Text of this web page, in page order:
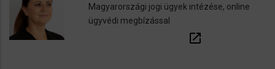
Magyarországi jogi ügyek intézése, online
ügyvédi megbízással
open_in_new